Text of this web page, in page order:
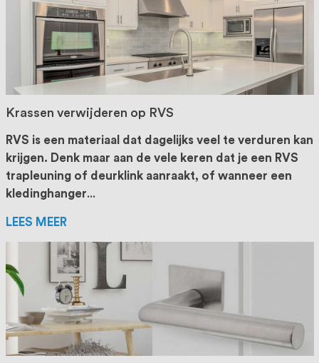
Krassen verwijderen op RVS
RVS is een materiaal dat dagelijks veel te verduren kan
krijgen. Denk maar aan de vele keren dat je een RVS
trapleuning of deurklink aanraakt, of wanneer een
kledinghanger...
LEES MEER